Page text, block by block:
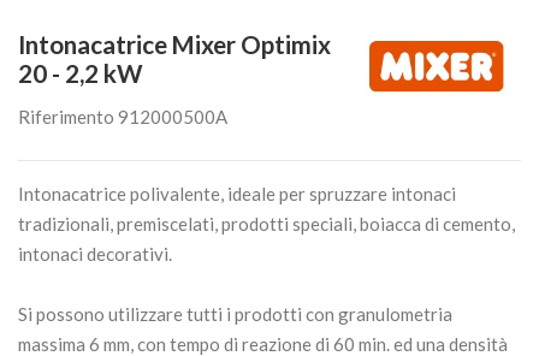
Intonacatrice Mixer Optimix
20 - 2,2 kW
Riferimento 912000500A
Intonacatrice polivalente, ideale per spruzzare intonaci
tradizionali, premiscelati, prodotti speciali, boiacca di cemento,
intonaci decorativi.
Si possono utilizzare tutti i prodotti con granulometria
massima 6 mm, con tempo di reazione di 60 min. ed una densità